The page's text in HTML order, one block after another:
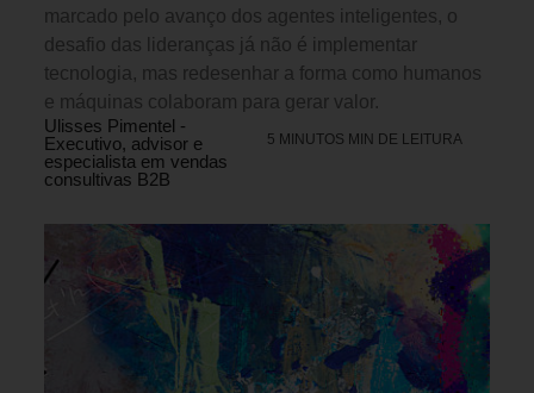
marcado pelo avanço dos agentes inteligentes, o
desafio das lideranças já não é implementar
tecnologia, mas redesenhar a forma como humanos
e máquinas colaboram para gerar valor.
Ulisses Pimentel -
Executivo, advisor e
especialista em vendas
consultivas B2B
5 MINUTOS MIN DE LEITURA